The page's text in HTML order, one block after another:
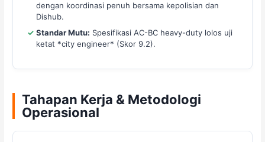
dengan koordinasi penuh bersama kepolisian dan
Dishub.
Standar Mutu: Spesifikasi AC-BC heavy-duty lolos uji
ketat *city engineer* (Skor 9.2).
Tahapan Kerja & Metodologi
Operasional